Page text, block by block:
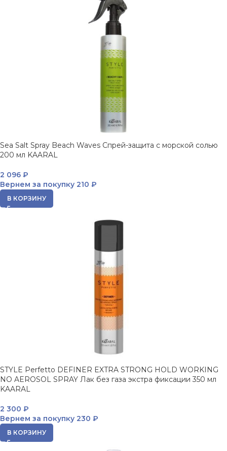
Sea Salt Spray Beach Waves Спрей-защита с морской солью
200 мл KAARAL
2 096 ₽
Вернем за покупку 210 ₽
В КОРЗИНУ
STYLE Perfetto DEFINER EXTRA STRONG HOLD WORKING
NO AEROSOL SPRAY Лак без газа экстра фиксации 350 мл
KAARAL
2 300 ₽
Вернем за покупку 230 ₽
В КОРЗИНУ